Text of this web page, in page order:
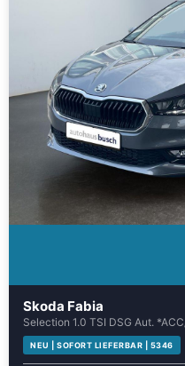
Skoda Fabia
Selection 1.0 TSI DSG Aut.
NEU | SOFORT LIEFERBAR | 5346